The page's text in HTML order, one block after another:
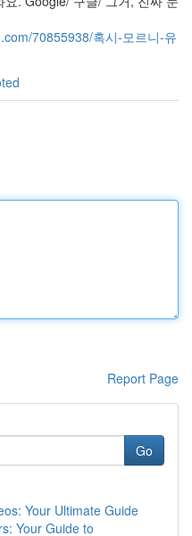
70855938/혹시-모르니-유
Report Page
Go
Your Ultimate Guide
Your Guide to